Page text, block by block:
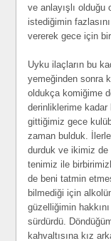
ve anlayışlı
istediğimin
vererek gece için
Uyku ilaçların bu
yemeğinden sonra
oldukça komiğime
derinliklerime kadar
gittiğimiz gece
zaman bulduk.
durduk ve ikimiz de
tenimiz ile
de beni tatmin
bilmediği için
güzelliğimin
sürdürdü.
kahvaltısına kız